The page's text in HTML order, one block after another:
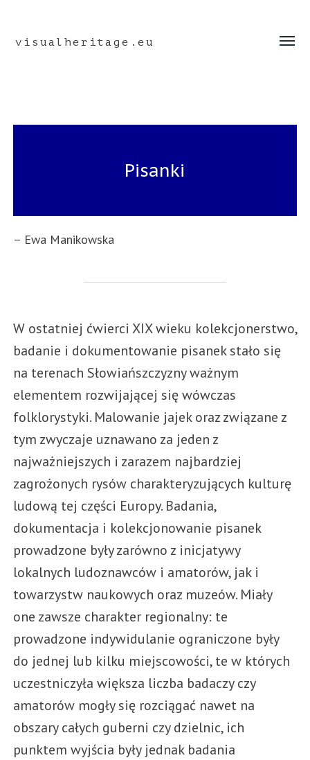
visualheritage.eu
Toggle
Pisanki
– Ewa Manikowska
W ostatniej ćwierci XIX wieku kolekcjonerstwo,
badanie i dokumentowanie pisanek stało się
na terenach Słowiańszczyzny ważnym
elementem rozwijającej się wówczas
folklorystyki. Malowanie jajek oraz związane z
tym zwyczaje uznawano za jeden z
najważniejszych i zarazem najbardziej
zagrożonych rysów charakteryzujących kulturę
ludową tej części Europy. Badania,
dokumentacja i kolekcjonowanie pisanek
prowadzone były zarówno z inicjatywy
lokalnych ludoznawców i amatorów, jak i
towarzystw naukowych oraz muzeów. Miały
one zawsze charakter regionalny: te
prowadzone indywidulanie ograniczone były
do jednej lub kilku miejscowości, te w których
uczestniczyła większa liczba badaczy czy
amatorów mogły się rozciągać nawet na
obszary całych guberni czy dzielnic, ich
punktem wyjścia były jednak badania